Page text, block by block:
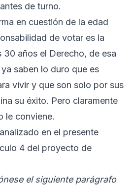
de turno.
en cuestión de la edad
de votar es la
30 años el Derecho, de esa
saben lo duro que es
vivir y que son solo por sus
su éxito. Pero claramente
le conviene.
en el presente
4 del proyecto de
el siguiente parágrafo